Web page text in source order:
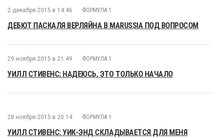
2 декабря 2015 в 14:46 ФОРМУЛА 1
ДЕБЮТ ПАСКАЛЯ ВЕРЛЯЙНА В MARUSSIA ПОД ВОПРОСОМ
29 ноября 2015 в 21:49 ФОРМУЛА 1
УИЛЛ СТИВЕНС: НАДЕЮСЬ, ЭТО ТОЛЬКО НАЧАЛО
28 ноября 2015 в 20:14 ФОРМУЛА 1
УИЛЛ СТИВЕНС: УИК-ЭНД СКЛАДЫВАЕТСЯ ДЛЯ МЕНЯ